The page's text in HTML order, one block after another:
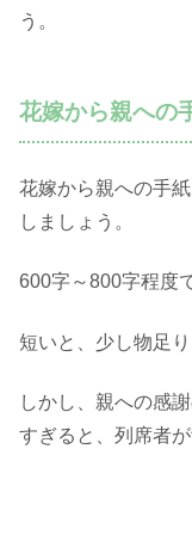
う。
花嫁から親への
花嫁から親への手
しましょう。
600字～800字程度
短いと、少し物足
しかし、親への感
すぎると、列席者